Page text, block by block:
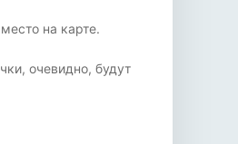
на карте.
очевидно, будут